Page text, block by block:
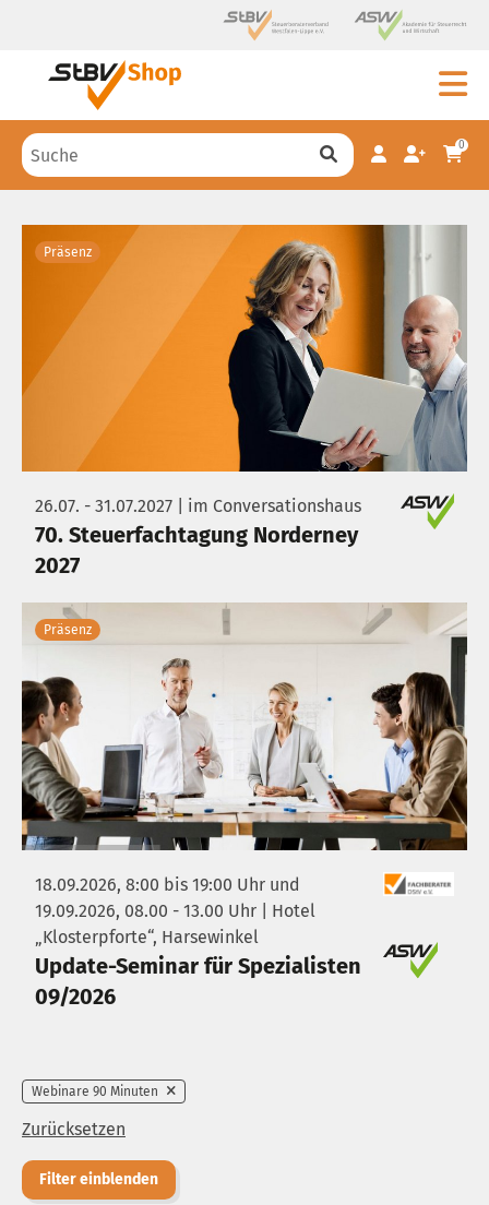
0
Präsenz
26.07. - 31.07.2027 | im Conversationshaus
70. Steuerfachtagung Norderney
2027
Präsenz
18.09.2026, 8:00 bis 19:00 Uhr und
19.09.2026, 08.00 - 13.00 Uhr | Hotel
„Klosterpforte“, Harsewinkel
Update-Seminar für Spezialisten
09/2026
Webinare 90 Minuten
Zurücksetzen
Filter einblenden